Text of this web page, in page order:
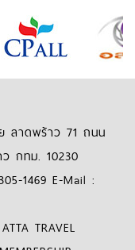
ลาดพร้าว 71 ถนน
กทม. 10230
1469 E-Mail :
TRAVEL